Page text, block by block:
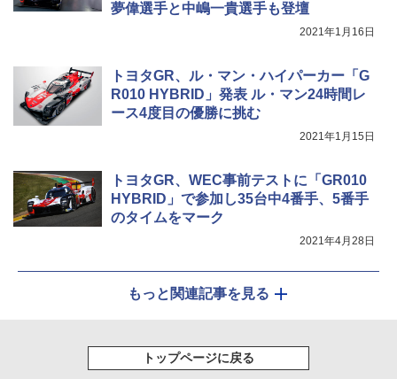
夢偉選手と中嶋一貴選手も登壇
2021年1月16日
トヨタGR、ル・マン・ハイパーカー「G
R010 HYBRID」発表 ル・マン24時間レ
ース4度目の優勝に挑む
2021年1月15日
トヨタGR、WEC事前テストに「GR010
HYBRID」で参加し35台中4番手、5番手
のタイムをマーク
2021年4月28日
もっと関連記事を見る
トップページに戻る